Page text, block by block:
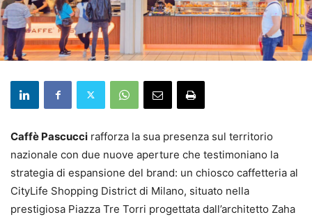
Caffè Pascucci rafforza la sua presenza sul territorio
nazionale con due nuove aperture che testimoniano la
strategia di espansione del brand: un chiosco caffetteria al
CityLife Shopping District di Milano, situato nella
prestigiosa Piazza Tre Torri progettata dall’architetto Zaha